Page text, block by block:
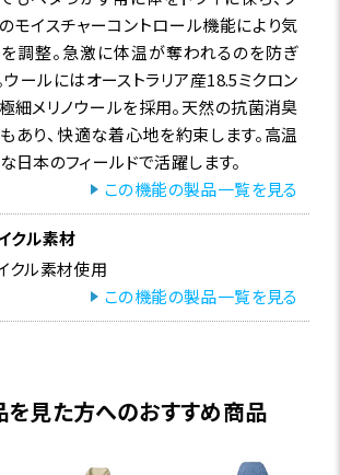
モイスチャーコントロール機能により気
調整。急激に体温が奪われるのを防ぎ
ウールにはオーストラリア産18.5ミクロン
細メリノウールを採用。天然の抗菌消臭
あり、快適な着心地を約束します。高温
日本のフィールドで活躍します。
この機能の製品一覧を見る
クル素材
クル素材使用
この機能の製品一覧を見る
を見た方へのおすすめ商品